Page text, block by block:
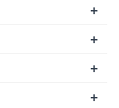
+
+
+
+